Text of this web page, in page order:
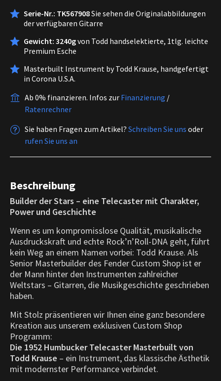
Serie-Nr.: TK567908Sie sehen die Originalabbildungen
der verfügbaren Gitarre
Gewicht: 3240gvon Todd handselektierte, 1tlg. leichte
Premium Esche
Masterbuilt Instrument by Todd Krause, handgefertigt
in Corona U.S.A.
Ab 0% finanzieren. Infos zur Finanzierung /
Ratenrechner
Sie haben Fragen zum Artikel? Schreiben Sie uns oder
rufen Sie uns an
Beschreibung
Builder der Stars – eine Telecaster mit Charakter,
Power und Geschichte
Wenn es um kompromisslose Qualität, musikalische
Ausdruckskraft und echte Rock’n’Roll-DNA geht, führt
kein Weg an einem Namen vorbei: Todd Krause. Als
Senior Masterbuilder des Fender Custom Shop ist er
der Mann hinter den Instrumenten zahlreicher
Weltstars – Gitarren, die Musikgeschichte geschrieben
haben.
Mit Stolz präsentieren wir Ihnen eine ganz besondere
Kreation aus unserem exklusiven Custom Shop
Programm:
Die 1952 Humbucker Telecaster Masterbuilt von
Todd Krause – ein Instrument, das klassische Ästhetik
mit modernster Performance verbindet.